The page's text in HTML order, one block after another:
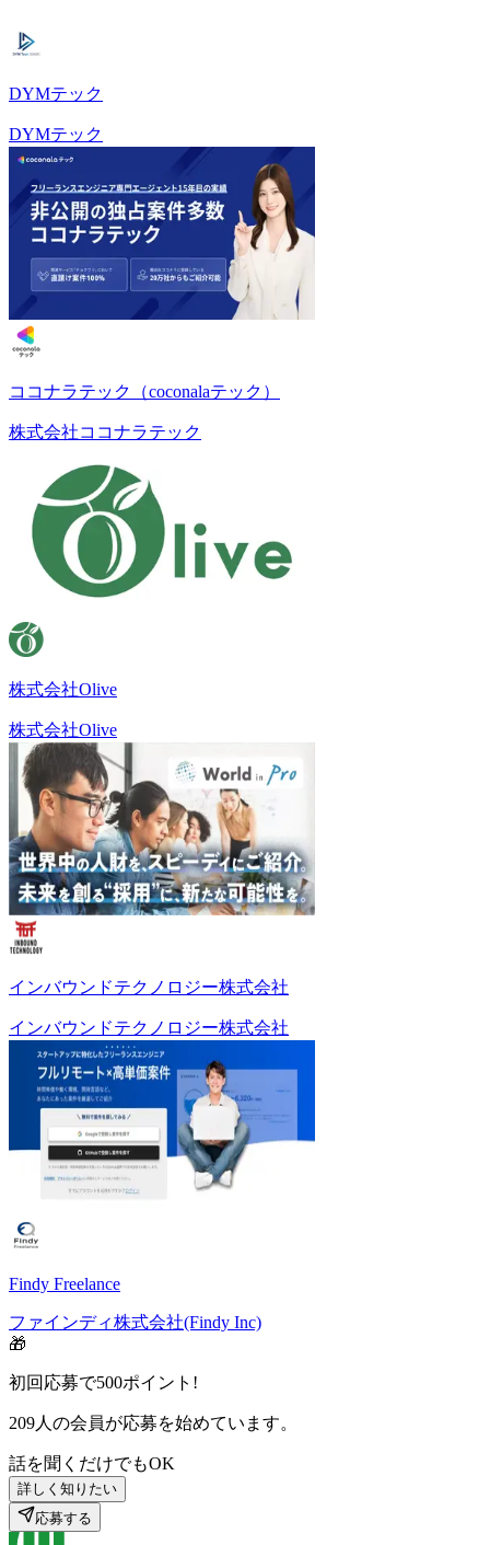
DYMテック
DYMテック
ココナラテック（coconalaテック）
株式会社ココナラテック
株式会社Olive
株式会社Olive
インバウンドテクノロジー株式会社
インバウンドテクノロジー株式会社
Findy Freelance
ファインディ株式会社(Findy Inc)
🎁
初回応募で500ポイント!
209人の会員が応募を始めています。
話を聞くだけでもOK
詳しく知りたい
応募する